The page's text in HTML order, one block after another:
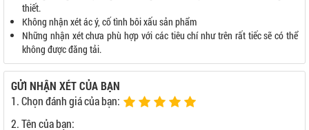
thiết.
Không nhận xét ác ý, cố tình bôi xấu sản phẩm
Những nhận xét chưa phù hợp với các tiêu chí như trên rất tiếc sẽ có thể
không được đăng tải.
GỬI NHẬN XÉT CỦA BẠN
1. Chọn đánh giá của bạn:
2. Tên của bạn: